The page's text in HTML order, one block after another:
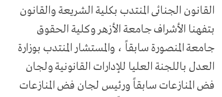
القانون الجنائى المنتدب بكلية الشريعة والقانون
بتفهنا الأشراف جامعة الأزهر وكلية الحقوق
جامعة المنصورة سابقاً ، والمستشار المنتدب بوزارة
العدل باللجنة العليا للإدارات القانونية ولجان
فض المنازعات سابقاً ورئيس لجان فض المنازعات